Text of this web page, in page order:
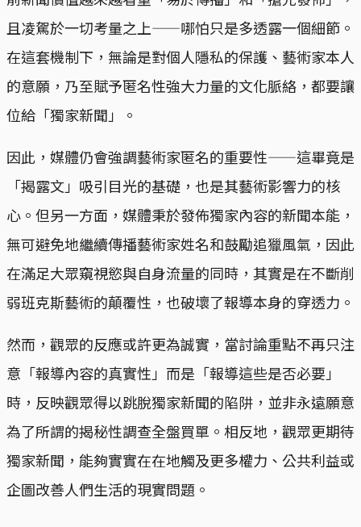
且凌駕於一切考量之上——哪怕只是多透露一個細節。
在這套機制下，無論是對個人隱私的保護、藝術家本人
的意願，乃至賦予匿名性強大力量的文化脈絡，都要讓
位給「獨家新聞」。
因此，媒體仍會強調藝術家匿名的重要性——這畢竟是
「揭露文」吸引目光的基礎，也是其藝術影響力的核
心。但另一方面，媒體秉於發佈獨家內容的新聞本能，
無可避免地繼續傳播藝術家姓名和鼓勵追獵風氣，因此
在滿足大眾窺視慾與自身流量的同時，其實是在不斷削
弱班克斯藝術的顛覆性，也破壞了報導本身的穿透力。
然而，觀眾的反應或許更為誠實，當討論重點不再只注
意「報導內容的真實性」而是「報導這些是否必要」
時，反映觀眾得以跳脫獨家新聞的陷阱，並非永遠願意
為了所謂的揭秘性調查全盤買單。相反地，觀眾更期待
獨家新聞，能夠實實在在地觸及更多權力、公共利益或
企圖改善人們生活的現實問題。